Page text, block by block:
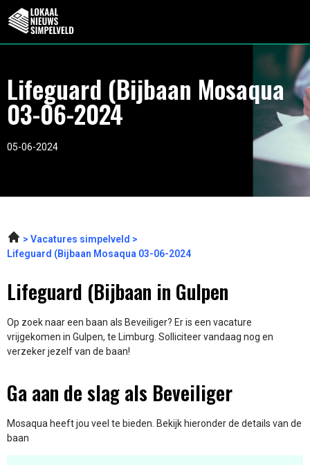
Lifeguard (Bijbaan Mosaqua
03-06-2024
05-06-2024
Vacatures simpelveld
Lifeguard (Bijbaan Mosaqua 03-06-2024
Lifeguard (Bijbaan in Gulpen
Op zoek naar een baan als Beveiliger? Er is een vacature
vrijgekomen in Gulpen, te Limburg. Solliciteer vandaag nog en
verzeker jezelf van de baan!
Ga aan de slag als Beveiliger
Mosaqua heeft jou veel te bieden. Bekijk hieronder de details van de
baan